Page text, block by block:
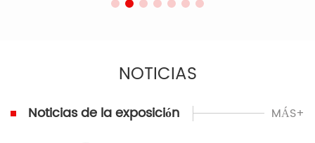
NOTICIAS
Noticias de la exposición MÁS+